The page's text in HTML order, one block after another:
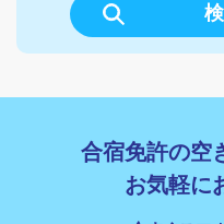
合宿免許の空
お気軽に